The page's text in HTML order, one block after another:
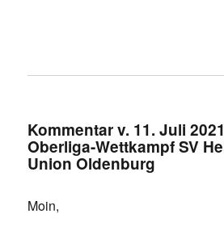
Kommentar v. 11. Juli
Oberliga-Wettkampf SV
Union Oldenburg
Moin,